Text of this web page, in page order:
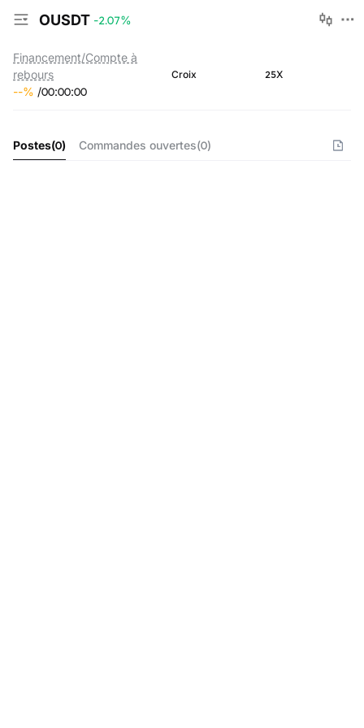
OUSDT -2.07%
Financement/Compte à
rebours
--% /00:00:00
Croix 25X
Postes(0) Commandes ouvertes(0)